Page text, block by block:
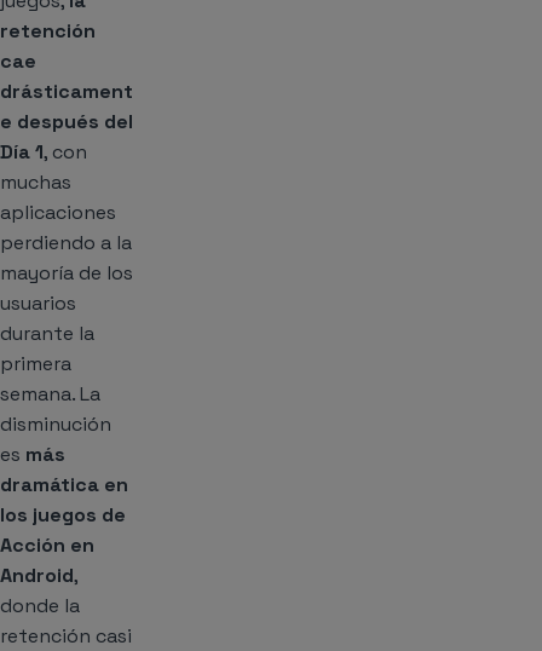
retención
cae
drásticament
e después del
Día 1, con
muchas
aplicaciones
perdiendo a la
mayoría de los
usuarios
durante la
primera
semana. La
disminución
es más
dramática en
los juegos de
Acción en
Android,
donde la
retención casi